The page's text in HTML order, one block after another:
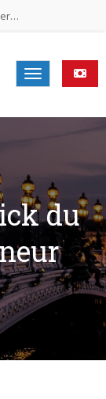
2026
du